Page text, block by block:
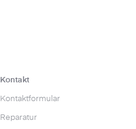
Kontakt
Kontaktformular
Reparatur